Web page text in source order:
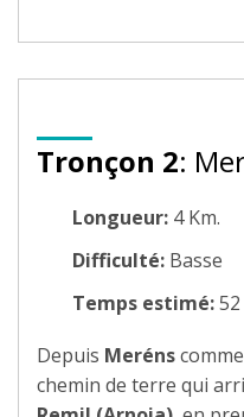
Tronçon 2:
Longueur: 4 Km.
Difficulté: Basse
Temps estimé:
Depuis Meréns
chemin de terre qui